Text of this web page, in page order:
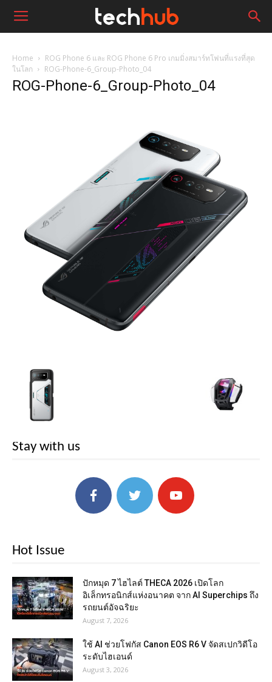
Home
ROG Phone 6 และ ROG Phone 6 Pro เกมมิ่งสมาร์ทโฟนที่แรงที่สุด
ในโลก
ROG-Phone-6_Group-Photo_04
ROG-Phone-6_Group-Photo_04
Stay with us
Hot Issue
ปักหมุด 7 ไฮไลต์ THECA 2026 เปิดโลก
อิเล็กทรอนิกส์แห่งอนาคต จาก AI Superchips ถึง
รถยนต์อัจฉริยะ
August 7, 2026
ใช้ AI ช่วยโฟกัส Canon EOS R6 V จัดสเปกวิดีโอ
ระดับไฮเอนด์
August 3, 2026